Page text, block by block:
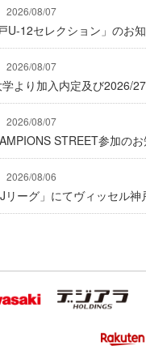
2026/08/07
U-12セレクション」のお
2026/08/07
より加入内定及び2026/
2026/08/07
STREET参加の
2026/08/06
リーグ」にてヴィッセル神